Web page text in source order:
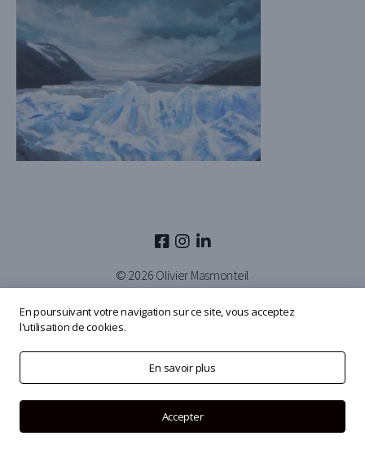
© 2026 Olivier Masmonteil
En poursuivant votre navigation sur ce site, vous acceptez
l'utilisation de cookies.
En savoir plus
Accepter